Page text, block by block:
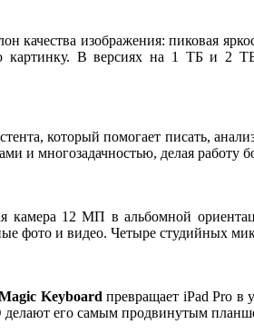
качества изображения: пиковая
картинку. В версиях на 1 ТБ и 2
который помогает писать,
и многозадачностью, делая работу
камера 12 МП в альбомной
фото и видео. Четыре студийных
Keyboard превращает iPad Pro в
делают его самым продвинутым